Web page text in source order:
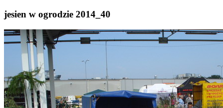
jesien w ogrodzie 2014_40